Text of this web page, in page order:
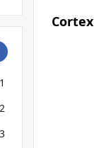
وحدة المعالجة المركزية: ثماني النواة (4x2.0 جيجا هرتز Cortex-A53 و 4x1.50 جيجا هرتز Cortex